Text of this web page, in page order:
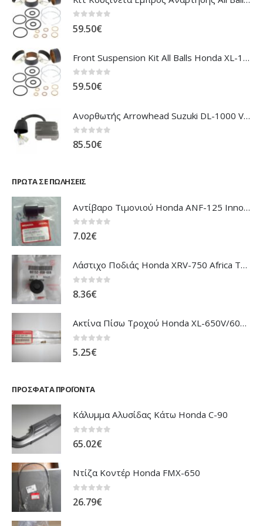
59.50€
Front Suspension Kit All Balls Honda XL-1000V Varadero
0 out of 5
59.50€
Ανορθωτής Arrowhead Suzuki DL-1000 V'Strom
0out of 5
85.50€
ΠΡΏΤΑ ΣΕ ΠΩΛΉΣΕΙΣ
Αντίβαρο Τιμονιού Honda ANF-125 Innova
0out of 5
7.02€
Λάστιχο Ποδιάς Honda XRV-750 Africa Twin
0out of 5
8.36€
Ακτίνα Πίσω Τροχού Honda XL-650V/600V Transalp
0 out of 5
5.25€
ΠΡΌΣΦΑΤΑ ΠΡΟΪΌΝΤΑ
Κάλυμμα Αλυσίδας Κάτω Honda C-90
0out of 5
65.02€
Ντίζα Κοντέρ Honda FMX-650
26.79€